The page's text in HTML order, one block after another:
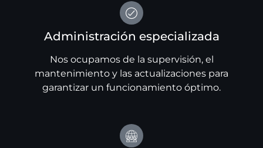
Administración especializada
Nos ocupamos de la supervisión, el
mantenimiento y las actualizaciones para
garantizar un funcionamiento óptimo.